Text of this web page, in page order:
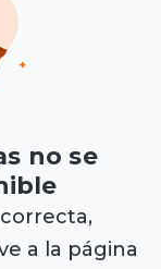
no se
a la página